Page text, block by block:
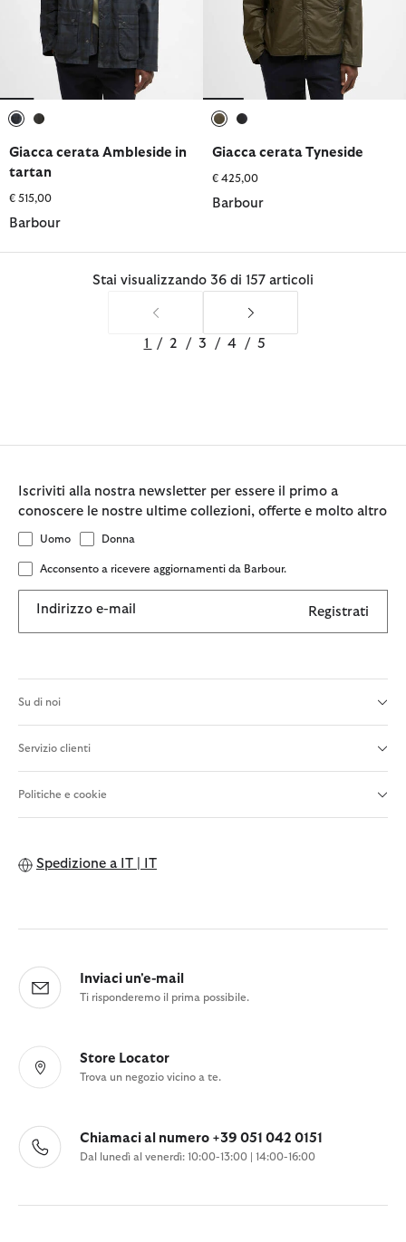
Giacca cerata Ambleside in
tartan
€ 515,00
Barbour
Giacca cerata Tyneside
€ 425,00
Barbour
Stai visualizzando 36 di 157 articoli
1 / 2 / 3 / 4 / 5
Iscriviti alla nostra newsletter per essere il primo a
conoscere le nostre ultime collezioni, offerte e molto altro
Uomo Donna
Acconsento a ricevere aggiornamenti da Barbour.
Indirizzo e-mail Registrati
Su di noi
Servizio clienti
Politiche e cookie
Spedizione a IT | IT
Inviaci un'e-mail
Ti risponderemo il prima possibile.
Store Locator
Trova un negozio vicino a te.
Chiamaci al numero +39 051 042 0151
Dal lunedì al venerdì: 10:00-13:00 | 14:00-16:00